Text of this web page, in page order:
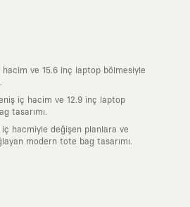
ve 15.6 inç laptop bölmesiyle
iç hacim ve 12.9 inç laptop
tasarımı.
hacmiyle değişen planlara ve
modern tote bag tasarımı.